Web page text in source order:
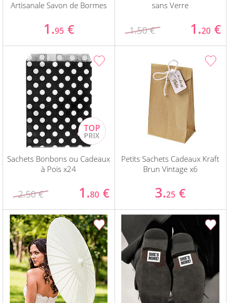
Artisanale Savon de Bormes
1.95 €
sans Verre
1.50 € 1.20 €
Sachets Bonbons ou Cadeaux
à Pois x24
2.50 € 1.80 €
Petits Sachets Cadeaux Kraft
Brun Vintage x6
3.25 €